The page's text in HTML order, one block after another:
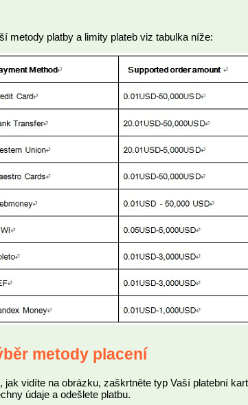
metody platby a limity plateb viz tabulka níže:
metody placení
jak vidíte na obrázku, zaškrtněte typ Vaší platební
údaje a odešlete platbu.